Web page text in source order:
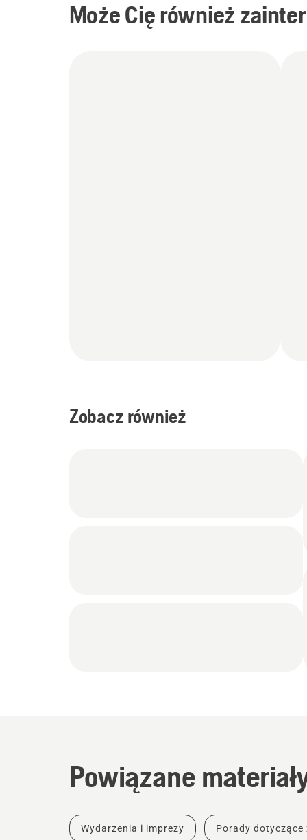
Może Cię również
Zobacz również
Powiązane
Wydarzenia i imprezy Porady dotyczące